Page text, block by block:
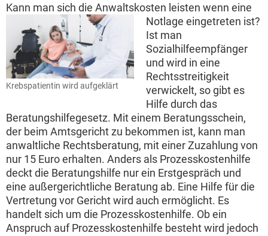
Kann man sich die Anwaltskosten leisten wenn eine
Notlage eingetreten ist?
Krebspatientin wird aufgeklärt
Ist man
Sozialhilfeempfänger
und wird in eine
Rechtsstreitigkeit
verwickelt, so gibt es
Hilfe durch das
Beratungshilfegesetz. Mit einem Beratungsschein,
der beim Amtsgericht zu bekommen ist, kann man
anwaltliche Rechtsberatung, mit einer Zuzahlung von
nur 15 Euro erhalten. Anders als Prozesskostenhilfe
deckt die Beratungshilfe nur ein Erstgespräch und
eine außergerichtliche Beratung ab. Eine Hilfe für die
Vertretung vor Gericht wird auch ermöglicht. Es
handelt sich um die Prozesskostenhilfe. Ob ein
Anspruch auf Prozesskostenhilfe besteht wird jedoch